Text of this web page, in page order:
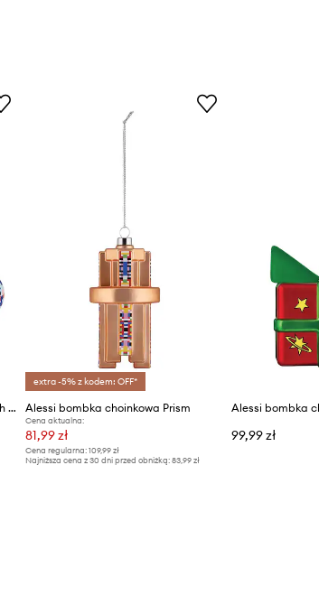
Alessi zestaw bombek choinkowych Proust 3-pack
extra -5% z kodem: OFF*
Alessi bombka choinkowa Prism
Cena aktualna:
81,99 zł
Cena regularna: 109,99 zł
Najniższa cena z 30 dni przed obniżką: 83,99 zł
99,99 zł